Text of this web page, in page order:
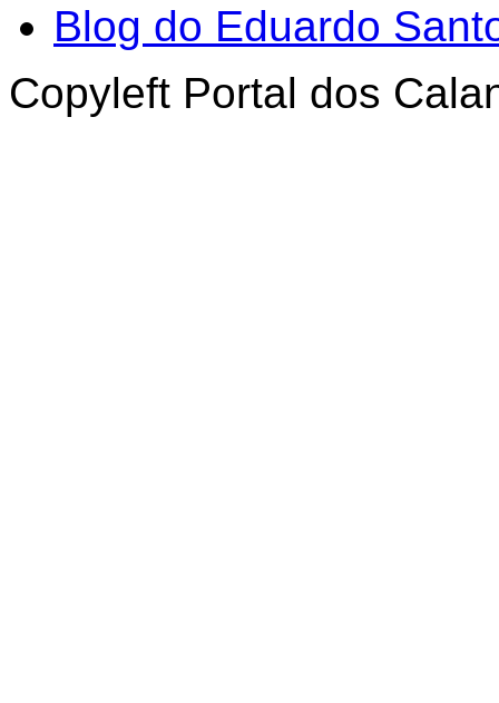
Blog do Eduardo
Copyleft Portal dos